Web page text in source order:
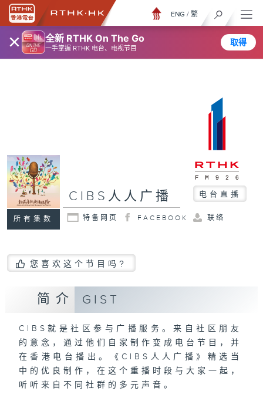
× 全新 RTHK On The Go
一手掌握 RTHK 电台、电视节目
取得
ENG / 繁
所有集数
CIBS人人广播 电台直播
特备网页 FACEBOOK 联络
您喜欢这个节目吗?
简介 GIST
CIBS就是社区参与广播服务。来自社区朋友
的意念，通过他们自家制作变成电台节目，并
在香港电台播出。《CIBS人人广播》精选当
中的优良制作，在这个重播时段与大家一起，
听听来自不同社群的多元声音。